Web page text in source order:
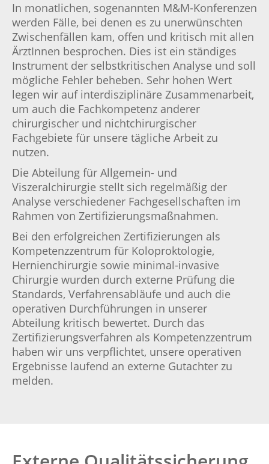
In monatlichen, sogenannten M&M-Konferenzen
werden Fälle, bei denen es zu unerwünschten
Zwischenfällen kam, offen und kritisch mit allen
ÄrztInnen besprochen. Dies ist ein ständiges
Instrument der selbstkritischen Analyse und soll
mögliche Fehler beheben. Sehr hohen Wert
legen wir auf interdisziplinäre Zusammenarbeit,
um auch die Fachkompetenz anderer
chirurgischer und nichtchirurgischer
Fachgebiete für unsere tägliche Arbeit zu
nutzen.
Die Abteilung für Allgemein- und
Viszeralchirurgie stellt sich regelmäßig der
Analyse verschiedener Fachgesellschaften im
Rahmen von Zertifizierungsmaßnahmen.
Bei den erfolgreichen Zertifizierungen als
Kompetenzzentrum für Koloproktologie,
Hernienchirurgie sowie minimal-invasive
Chirurgie wurden durch externe Prüfung die
Standards, Verfahrensabläufe und auch die
operativen Durchführungen in unserer
Abteilung kritisch bewertet. Durch das
Zertifizierungsverfahren als Kompetenzzentrum
haben wir uns verpflichtet, unsere operativen
Ergebnisse laufend an externe Gutachter zu
melden.